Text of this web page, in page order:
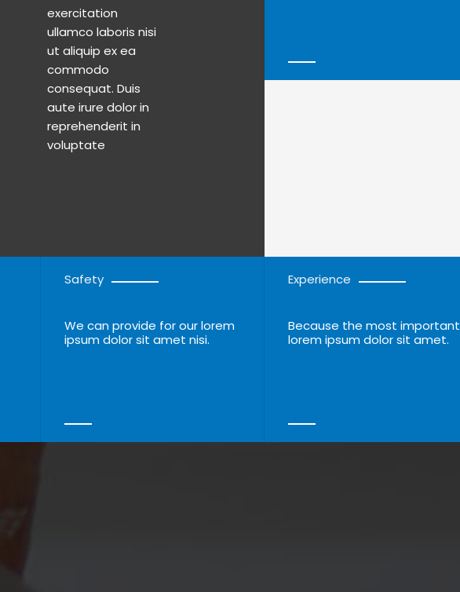
exercitation
voluptate
Safety
We can provide for our lorem
ipsum dolor sit amet nisi.
Experience
Because the most important
lorem ipsum dolor sit amet.